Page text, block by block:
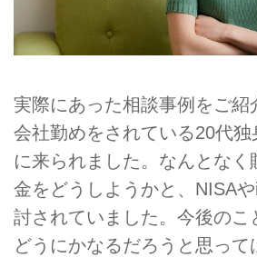
実際にあった相談事例をご紹
会社勤めをされている20代
に来られました。なんとなく
金をどうしようかと、NISA
討されていました。今後のこ
どうにかなるだろうと思って